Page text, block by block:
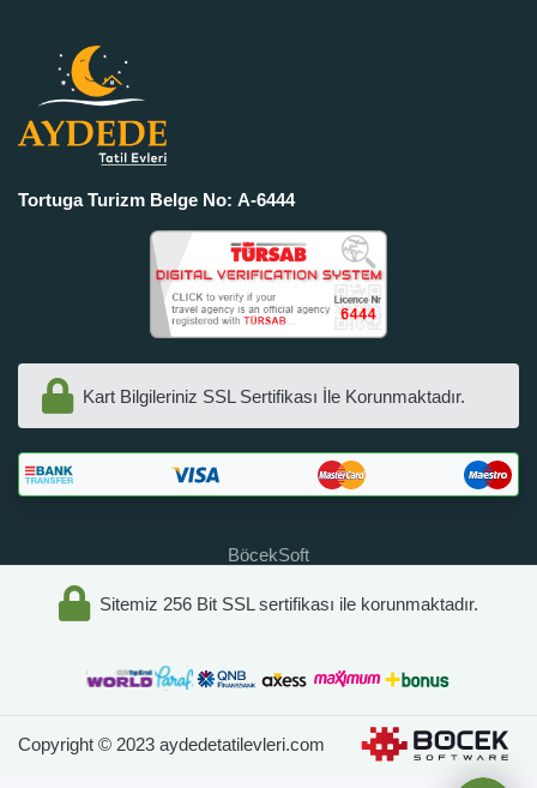
Tortuga Turizm Belge No: A-6444
Kart Bilgileriniz SSL Sertifikası İle Korunmaktadır.
BöcekSoft
Sitemiz 256 Bit SSL sertifikası ile korunmaktadır.
Copyright © 2023 aydedetatilevleri.com